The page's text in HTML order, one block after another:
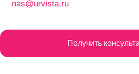
nas@urvista.ru
Получить